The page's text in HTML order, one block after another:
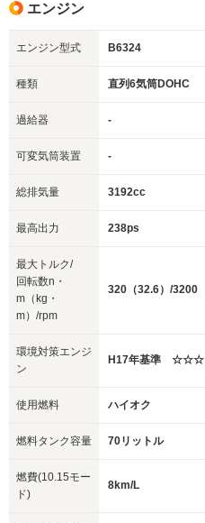
エンジン
エンジン型式 B6324
種類 直列6気筒DOHC
過給器 -
可変気筒装置 -
総排気量 3192cc
最高出力 238ps
最大トルク/
回転数n・
m（kg・
m）/rpm
320（32.6）/3200
環境対策エンジ
ン
H17年基準 ☆☆☆
使用燃料 ハイオク
燃料タンク容量 70リットル
燃費(10.15モー
ド)
8km/L